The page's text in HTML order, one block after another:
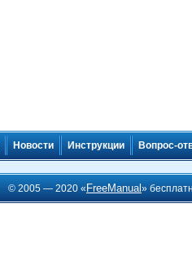
Новости Инструкции Вопрос-
© 2005 — 2020 « FreeManual»